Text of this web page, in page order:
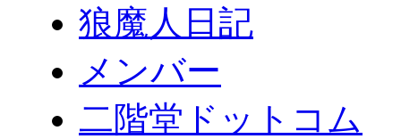
狼魔人日記
メンバー
二階堂ドットコム